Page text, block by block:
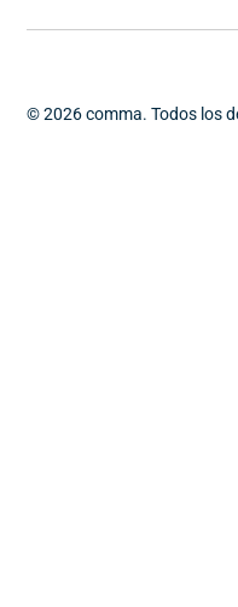
© 2026 comma. Todos los